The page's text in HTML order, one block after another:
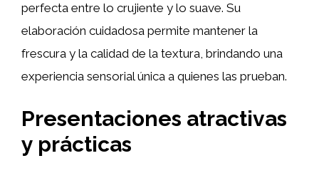
perfecta entre lo crujiente y lo suave. Su
elaboración cuidadosa permite mantener la
frescura y la calidad de la textura, brindando una
experiencia sensorial única a quienes las prueban.
Presentaciones atractivas
y prácticas